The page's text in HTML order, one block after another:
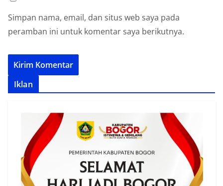
Simpan nama, email, dan situs web saya pada
peramban ini untuk komentar saya berikutnya.
Iklan